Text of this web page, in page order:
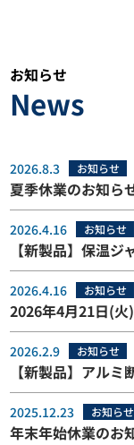
お知らせ
News
2026.8.3 お知らせ
夏季休業のお知ら
2026.4.16 お知らせ
【新製品】保温
2026.4.16 お知らせ
2026年4月21日(
2026.2.9 お知らせ
【新製品】アル
2025.12.23 お知らせ
年末年始休業のお